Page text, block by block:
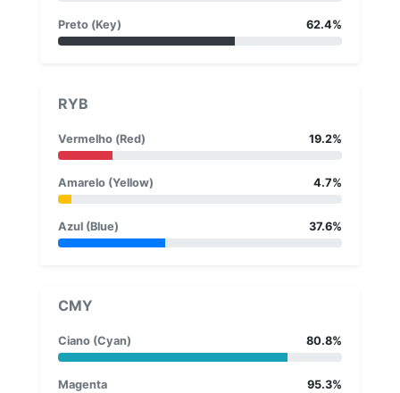
Preto (Key) 62.4%
RYB
Vermelho (Red) 19.2%
Amarelo (Yellow) 4.7%
Azul (Blue) 37.6%
CMY
Ciano (Cyan) 80.8%
Magenta 95.3%